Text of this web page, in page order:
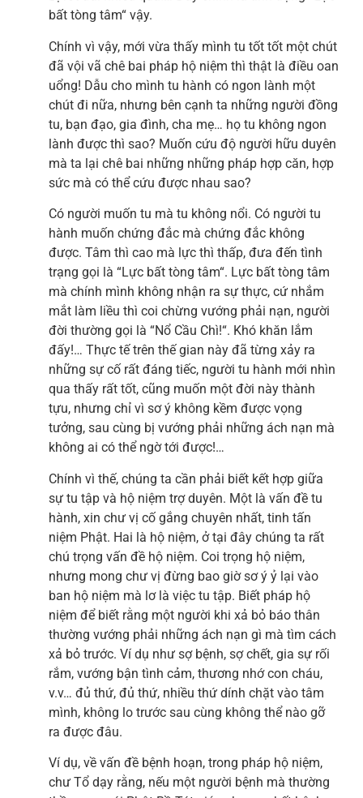
bất tòng tâm“ vậy.
Chính vì vậy, mới vừa thấy mình tu tốt tốt một chút
đã vội vã chê bai pháp hộ niệm thì thật là điều oan
uổng! Dẫu cho mình tu hành có ngon lành một
chút đi nữa, nhưng bên cạnh ta những người đồng
tu, bạn đạo, gia đình, cha mẹ… họ tu không ngon
lành được thì sao? Muốn cứu độ người hữu duyên
mà ta lại chê bai những những pháp hợp căn, hợp
sức mà có thể cứu được nhau sao?
Có người muốn tu mà tu không nổi. Có người tu
hành muốn chứng đắc mà chứng đắc không
được. Tâm thì cao mà lực thì thấp, đưa đến tình
trạng gọi là “Lực bất tòng tâm“. Lực bất tòng tâm
mà chính mình không nhận ra sự thực, cứ nhắm
mắt làm liều thì coi chừng vướng phải nạn, người
đời thường gọi là “Nổ Cầu Chì!“. Khó khăn lắm
đấy!… Thực tế trên thế gian này đã từng xảy ra
những sự cố rất đáng tiếc, người tu hành mới nhìn
qua thấy rất tốt, cũng muốn một đời này thành
tựu, nhưng chỉ vì sơ ý không kềm được vọng
tưởng, sau cùng bị vướng phải những ách nạn mà
không ai có thể ngờ tới được!…
Chính vì thế, chúng ta cần phải biết kết hợp giữa
sự tu tập và hộ niệm trợ duyên. Một là vấn đề tu
hành, xin chư vị cố gắng chuyên nhất, tinh tấn
niệm Phật. Hai là hộ niệm, ở tại đây chúng ta rất
chú trọng vấn đề hộ niệm. Coi trọng hộ niệm,
nhưng mong chư vị đừng bao giờ sơ ý ỷ lại vào
ban hộ niệm mà lơ là việc tu tập. Biết pháp hộ
niệm để biết rằng một người khi xả bỏ báo thân
thường vướng phải những ách nạn gì mà tìm cách
xả bỏ trước. Ví dụ như sợ bệnh, sợ chết, gia sự rối
rắm, vướng bận tình cảm, thương nhớ con cháu,
v.v… đủ thứ, đủ thứ, nhiều thứ dính chặt vào tâm
mình, không lo trước sau cùng không thể nào gỡ
ra được đâu.
Ví dụ, về vấn đề bệnh hoạn, trong pháp hộ niệm,
chư Tổ dạy rằng, nếu một người bệnh mà thường